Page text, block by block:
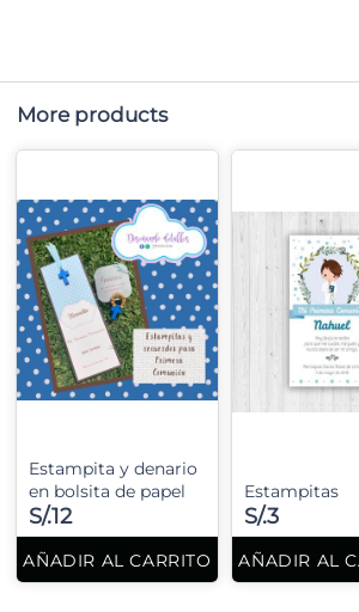
More products
Estampita y denario
en bolsita de papel
S/.12
AÑADIR AL CARRITO
Estampitas
S/.3
AÑADIR AL